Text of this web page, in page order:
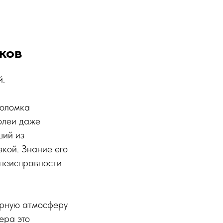
даже
из
Знание его
атмосферу
это